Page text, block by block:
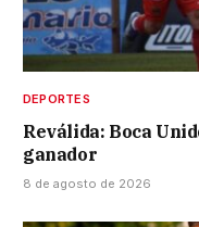
DEPORTES
Reválida: Boca
ganador
8 de agosto de 2026